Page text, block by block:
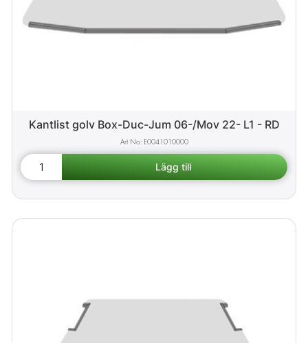
Kantlist golv Box-Duc-Jum 06-/Mov 22- L1 - RD
E0041010000